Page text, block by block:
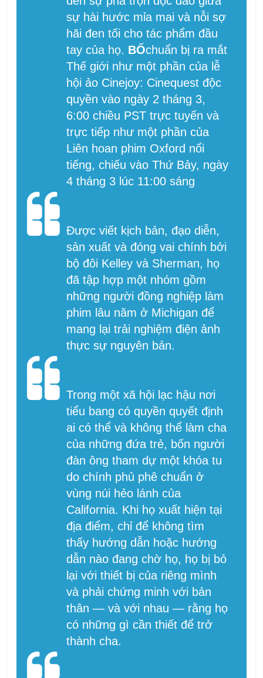
sự hài hước mỉa mai và nỗi sợ
hãi đen tối cho tác phẩm đầu
tay của họ. BỐchuẩn bị ra mắt
Thế giới như một phần của lễ
hội ảo Cinejoy: Cinequest độc
quyền vào ngày 2 tháng 3,
6:00 chiều PST trực tuyến và
trực tiếp như một phần của
Liên hoan phim Oxford nổi
tiếng, chiếu vào Thứ Bảy, ngày
4 tháng 3 lúc 11:00 sáng
Được viết kịch bản, đạo diễn,
sản xuất và đóng vai chính bởi
bộ đôi Kelley và Sherman, họ
đã tập hợp một nhóm gồm
những người đồng nghiệp làm
phim lâu năm ở Michigan để
mang lại trải nghiệm điện ảnh
thực sự nguyên bản.
Trong một xã hội lạc hậu nơi
tiểu bang có quyền quyết định
ai có thể và không thể làm cha
của những đứa trẻ, bốn người
đàn ông tham dự một khóa tu
do chính phủ phê chuẩn ở
vùng núi hẻo lánh của
California. Khi họ xuất hiện tại
địa điểm, chỉ để không tìm
thấy hướng dẫn hoặc hướng
dẫn nào đang chờ họ, họ bị bỏ
lại với thiết bị của riêng mình
và phải chứng minh với bản
thân — và với nhau — rằng họ
có những gì cần thiết để trở
thành cha.